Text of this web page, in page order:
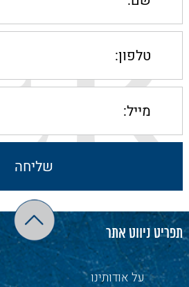
תפריט ניווט אתר
על אודותינו